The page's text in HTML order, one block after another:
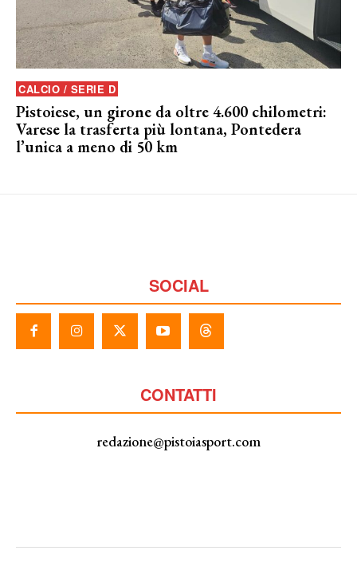
CALCIO / SERIE D
Pistoiese, un girone da oltre 4.600 chilometri:
Varese la trasferta più lontana, Pontedera
l’unica a meno di 50 km
SOCIAL
CONTATTI
redazione@pistoiasport.com